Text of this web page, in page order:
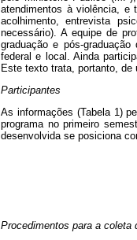
atendimentos à violência, e
acolhimento, entrevista
necessário). A equipe de
graduação e pós-
federal e local. Ainda
Este texto trata, portanto, de
Participantes
As informações (Tabela 1)
programa no primeiro
desenvolvida se posiciona
Procedimentos para a coleta